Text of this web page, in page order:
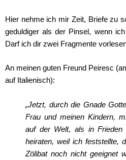
Hier nehme ich mir Zeit, Briefe zu
geduldiger als der Pinsel, wenn
Darf ich dir zwei Fragmente
An meinen guten Freund Peiresc
auf Italienisch):
„Jetzt, durch die Gnade
Frau und meinen Kindern,
auf der Welt, als in
heiraten, weil ich feststellte,
Zölibat noch nicht geeignet